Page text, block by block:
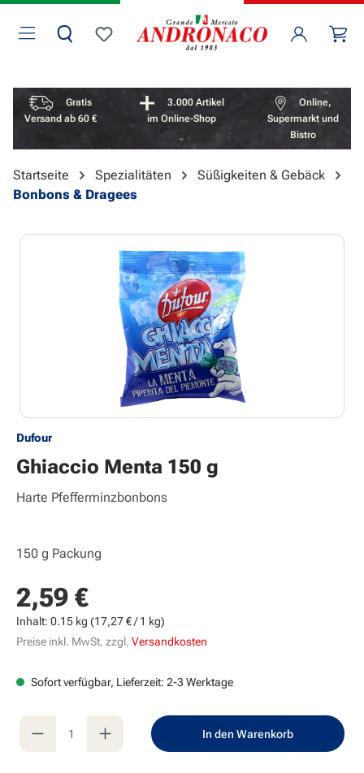
Zum Hauptinhalt springen
Du hast 0 Produkte auf dem Merkzettel
Vorteile überspringen
Gratis
Versand ab 60 €
3.000 Artikel
im Online-Shop
Online,
Supermarkt und
Bistro
Startseite Spezialitäten
Süßigkeiten & Gebäck
Bonbons & Dragees
Bildergalerie überspringen
Dufour
Ghiaccio Menta 150 g
Harte Pfefferminzbonbons
150 g Packung
Regulärer Preis:
2,59 €
Inhalt: 0.15 kg (17,27 € / 1 kg)
Preise inkl. MwSt. zzgl. Versandkosten
Sofort verfügbar, Lieferzeit: 2-3 Werktage
Produkt Anzahl: Gib den gewünschten
In den Warenkorb